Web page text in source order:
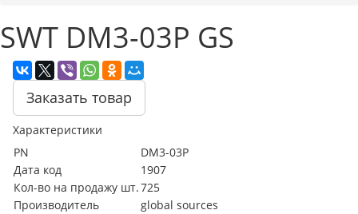
SWT DM3-03P GS
Заказать товар
Характеристики
PN
DM3-03P
Дата код
1907
Кол-во на продажу шт.725
Производитель
global sources